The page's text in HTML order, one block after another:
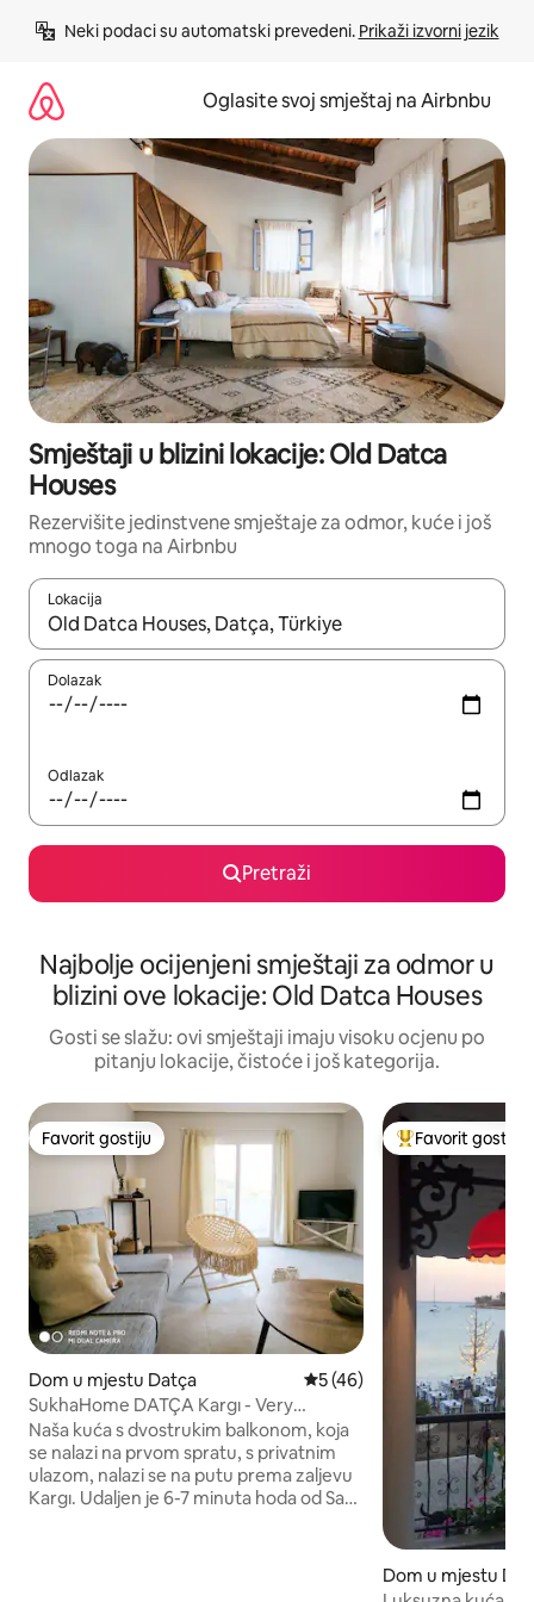
Neki podaci su automatski prevedeni. Prikaži izvorni jezik
Oglasite svoj smještaj na Airbnbu
Smještaji u blizini lokacije: Old Datca
Houses
Rezervišite jedinstvene smještaje za odmor, kuće i još
mnogo toga na Airbnbu
Lokacija
Kad rezultati budu dostupni, krećite se gore i dolje pomoću
Dolazak
Odlazak
Pretraži
Najbolje ocijenjeni smještaji za odmor u
blizini ove lokacije: Old Datca Houses
Gosti se slažu: ovi smještaji imaju visoku ocjenu po
pitanju lokacije, čistoće i još kategorija.
Favorit gostiju
Favorit gostiju
Dom u mjestu Datça Prosječna ocjena: 5 od 5,
5 (46)
SukhaHome DATÇA Kargı - Very
Pleasant 1+1 Holiday Home 6
Naša kuća s dvostrukim balkonom, koja
se nalazi na prvom spratu, s privatnim
ulazom, nalazi se na putu prema zaljevu
Kargı. Udaljen je 6-7 minuta hoda od Saklı
Glavni favorit
Favorit gostiju
Dom u mjestu